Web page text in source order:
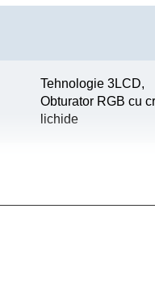
Tehnologie 3LCD,
Obturator RGB cu
lichide